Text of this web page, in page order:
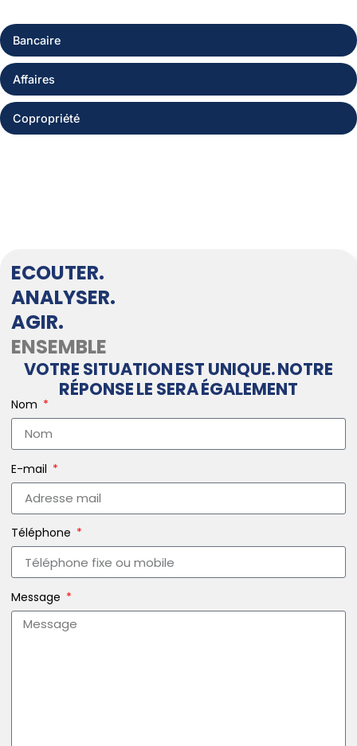
Bancaire
Affaires
Copropriété
ECOUTER.
ANALYSER.
AGIR.
ENSEMBLE
VOTRE SITUATION EST UNIQUE. NOTRE
RÉPONSE LE SERA ÉGALEMENT
Nom
E-mail
Téléphone
Message